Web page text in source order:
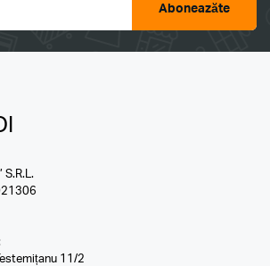
Aboneazăte
S.R.L.
11/2